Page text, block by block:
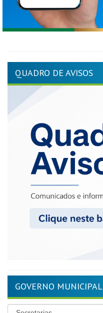
QUADRO DE AVISOS
GOVERNO MUNICIPAL